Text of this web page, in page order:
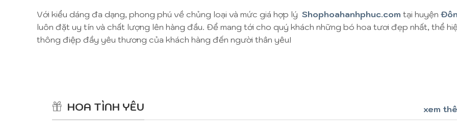
Với kiểu dáng đa dạng, phong phú về chủng loại và mức giá hợp lý Shophoahanhphuc.com tại huyện
luôn đặt uy tín và chất lượng lên hàng đầu. Để mang tới cho quý khách những bó hoa tươi đẹp nhất, thể
thông điệp đầy yêu thương của khách hàng đến người thân yêu!
HOA TÌNH YÊU xem